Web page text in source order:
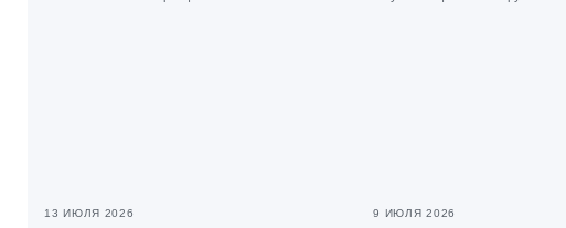
13 ИЮЛЯ 2026 9 ИЮЛЯ 2026